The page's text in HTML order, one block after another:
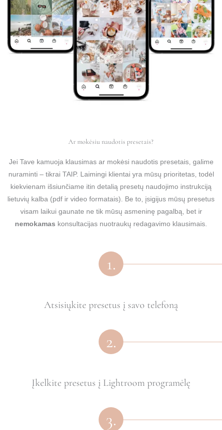
Ar mokėsiu naudotis presetais?
Jei Tave kamuoja klausimas ar mokėsi naudotis presetais, galime
nuraminti – tikrai TAIP. Laimingi klientai yra mūsų prioritetas, todėl
kiekvienam išsiunčiame itin detalią presetų naudojimo instrukciją
lietuvių kalba (pdf ir video formatais). Be to, įsigijus mūsų presetus
visam laikui gaunate ne tik mūsų asmeninę pagalbą, bet ir
nemokamas konsultacijas nuotraukų redagavimo klausimais.
1.
Atsisiųkite presetus į savo telefoną
2.
Įkelkite presetus į Lightroom programėlę
3.